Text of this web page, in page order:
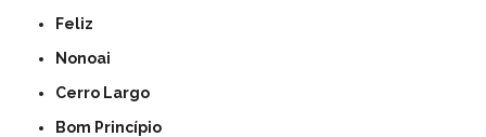
Feliz
Nonoai
Cerro Largo
Bom Princípio